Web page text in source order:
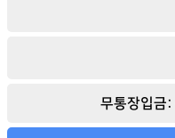
무통장입금